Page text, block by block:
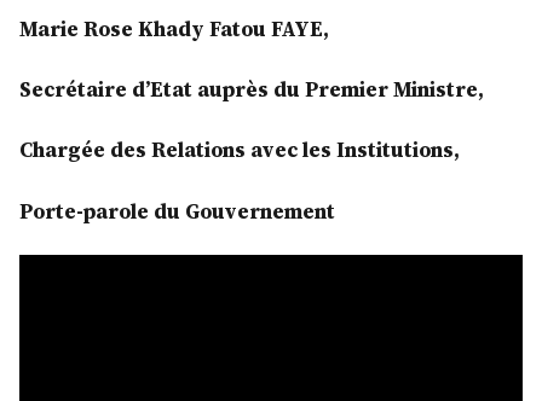
Marie Rose Khady Fatou FAYE,
Secrétaire d’Etat auprès du Premier Ministre,
Chargée des Relations avec les Institutions,
Porte-parole du Gouvernement